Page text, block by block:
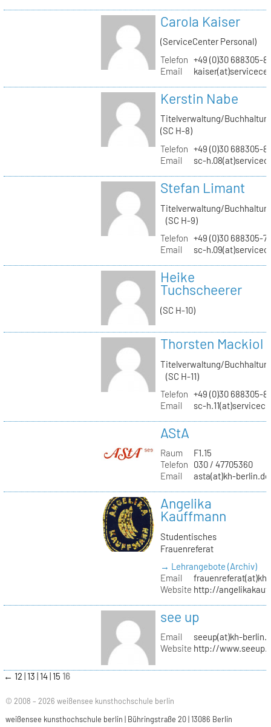
Carola Kaiser
(ServiceCenter Personal)
Telefon +49 (0)30 688305-
Email
Kerstin Nabe
Titelverwaltung/
(SC H-8)
Telefon +49 (0)30 688305-
Email
sc-
Stefan Limant
Titelverwaltung/
(SC H-9)
Telefon +49 (0)30 688305-
Email
sc-
Heike
Tuchscheerer
(SC H-10)
Thorsten Mackiol
Titelverwaltung/
(SC H-11)
Telefon +49 (0)30 688305-
Email
sc-
AStA
Raum
F1.15
Telefon
030 / 47705360
Email
asta(at)kh-berlin.de
Angelika
Kauffmann
Studentisches
Frauenreferat
→ Lehrangebote (Archiv)
Email
Website http://
see up
Email
seeup(at)kh-
Website http://
← 12 13 14 15 16
© 2008 – 2026 weißensee kunsthochschule berlin
weißensee kunsthochschule berlin | Bühringstraße 20 | 13086 Berlin